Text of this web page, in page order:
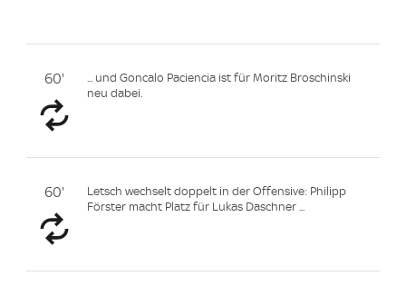
60'
... und Goncalo Paciencia ist für Moritz Broschinski
neu dabei.
60'
Letsch wechselt doppelt in der Offensive: Philipp
Förster macht Platz für Lukas Daschner ...